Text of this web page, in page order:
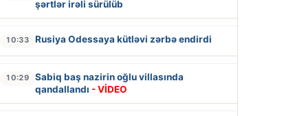
şərtlər irəli sürülüb
10:33 Rusiya Odessaya kütləvi zərbə endirdi
10:29
Sabiq baş nazirin oğlu villasında
qandallandı - VİDEO